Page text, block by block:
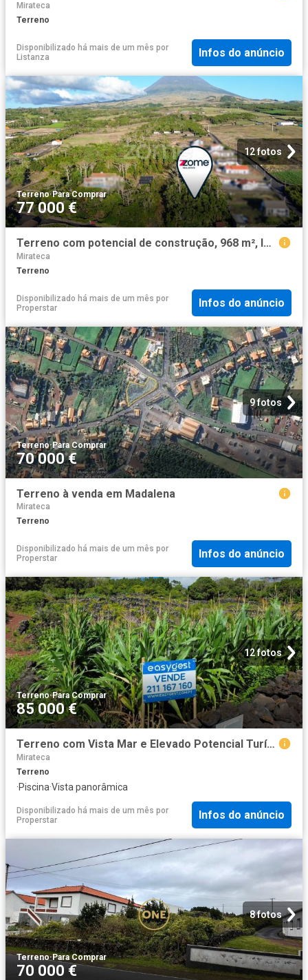
Mirateca
Terreno
Disponibilizado há mais de um mês por
Listanza
Infos do anúncio
12 fotos
Terreno·Para Comprar
77 000 €
Terreno com potencial de construção, 968 m², localizado em Criação Velha
Mirateca
Terreno
Disponibilizado há mais de um mês por
Properstar
Infos do anúncio
9 fotos
Terreno·Para Comprar
70 000 €
Terreno à venda em Madalena
Mirateca
Terreno
Disponibilizado há mais de um mês por
Properstar
Infos do anúncio
12 fotos
Terreno·Para Comprar
85 000 €
Terreno com Vista Mar e Elevado Potencial Turístico
Mirateca
Terreno
·Piscina·Vista panorâmica
Disponibilizado há mais de um mês por
Properstar
Infos do anúncio
8 fotos
Terreno·Para Comprar
70 000 €